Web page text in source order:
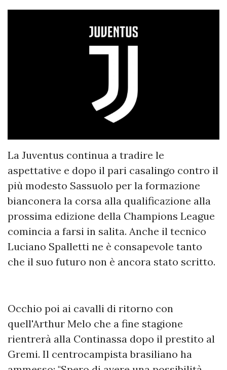
La Juventus continua a tradire le
aspettative e dopo il pari casalingo contro il
più modesto Sassuolo per la formazione
bianconera la corsa alla qualificazione alla
prossima edizione della Champions League
comincia a farsi in salita. Anche il tecnico
Luciano Spalletti ne è consapevole tanto
che il suo futuro non è ancora stato scritto.
Occhio poi ai cavalli di ritorno con
quell'Arthur Melo che a fine stagione
rientrerà alla Continassa dopo il prestito al
Gremi. Il centrocampista brasiliano ha